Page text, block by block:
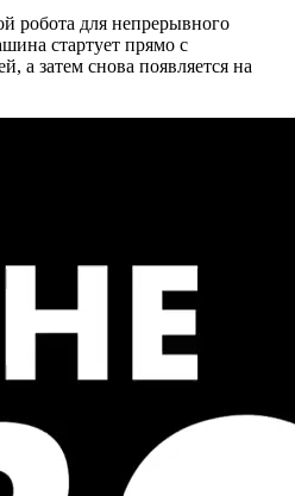
робота для непрерывного
стартует прямо с
а затем снова появляется на